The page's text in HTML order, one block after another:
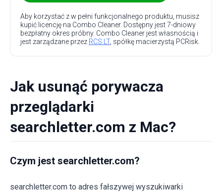
Aby korzystać z w pełni funkcjonalnego produktu, musisz
kupić licencję na Combo Cleaner. Dostępny jest 7-dniowy
bezpłatny okres próbny. Combo Cleaner jest własnością i
jest zarządzane przez RCS LT, spółkę macierzystą PCRisk.
Jak usunąć porywacza
przeglądarki
searchletter.com z Mac?
Czym jest searchletter.com?
searchletter.com to adres fałszywej wyszukiwarki